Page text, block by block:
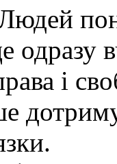
одразу
і